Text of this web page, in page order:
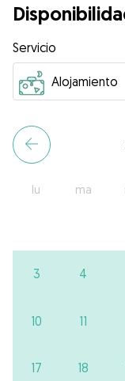
Servicio
lu ma
3 4
10 11
17 18